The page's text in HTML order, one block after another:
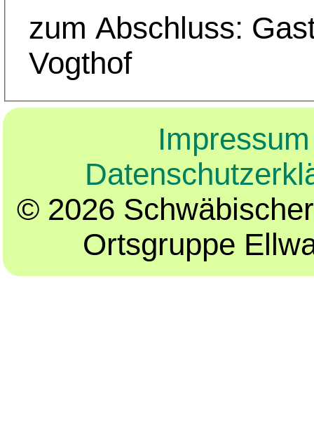
zum Abschluss:
Vogthof
Impressum
© 2026
Ortsgruppe